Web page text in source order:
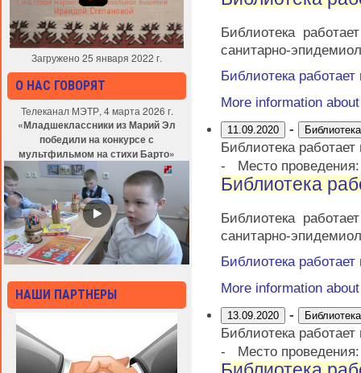
Загружено 25 января 2022 г.
О НАС ГОВОРЯТ
Телеканал МЭТР, 4 марта 2026 г.
«Младшеклассники из Марий Эл
победили на конкурсе с
мультфильмом на стихи Барто»
НАШИ ПАРТНЕРЫ
Библиотека
санитарно-
Библиотека
More information
11.09.2020 -
Библиотека
-
Место
Библиотека
Библиотека
санитарно-
Библиотека
More information
13.09.2020 -
Библиотека
-
Место